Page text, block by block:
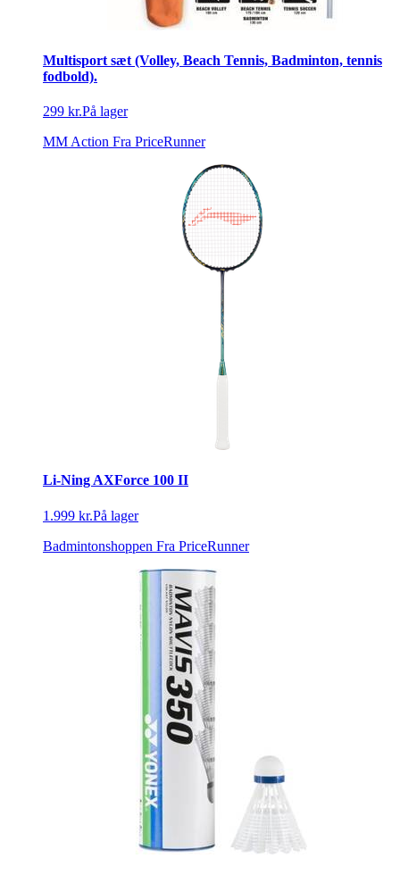
Multisport sæt (Volley, Beach Tennis, Badminton, tennis
fodbold).
299 kr.På lager
MM Action Fra PriceRunner
Li-Ning AXForce 100 II
1.999 kr.På lager
Badmintonshoppen Fra PriceRunner